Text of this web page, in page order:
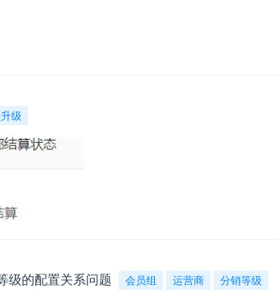
级
级的配置关系问题 会员组 运营商 分销等级